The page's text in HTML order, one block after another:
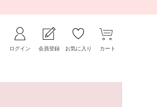
ログイン 会員登録 お気に入り カート